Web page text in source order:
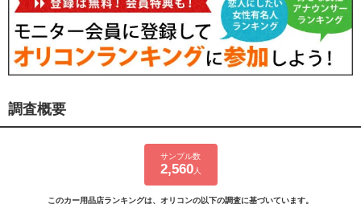
調査概要
サンプル数
2,560人
このカー用品店ランキングは、オリコンの以下の調査に基づいています。